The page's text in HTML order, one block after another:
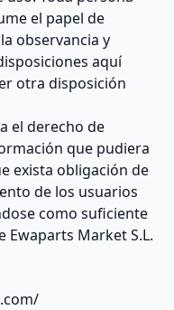
el papel de
observancia y
aquí
otra disposición
el derecho de
que pudiera
exista obligación de
de los usuarios
como suficiente
Ewaparts Market S.L.